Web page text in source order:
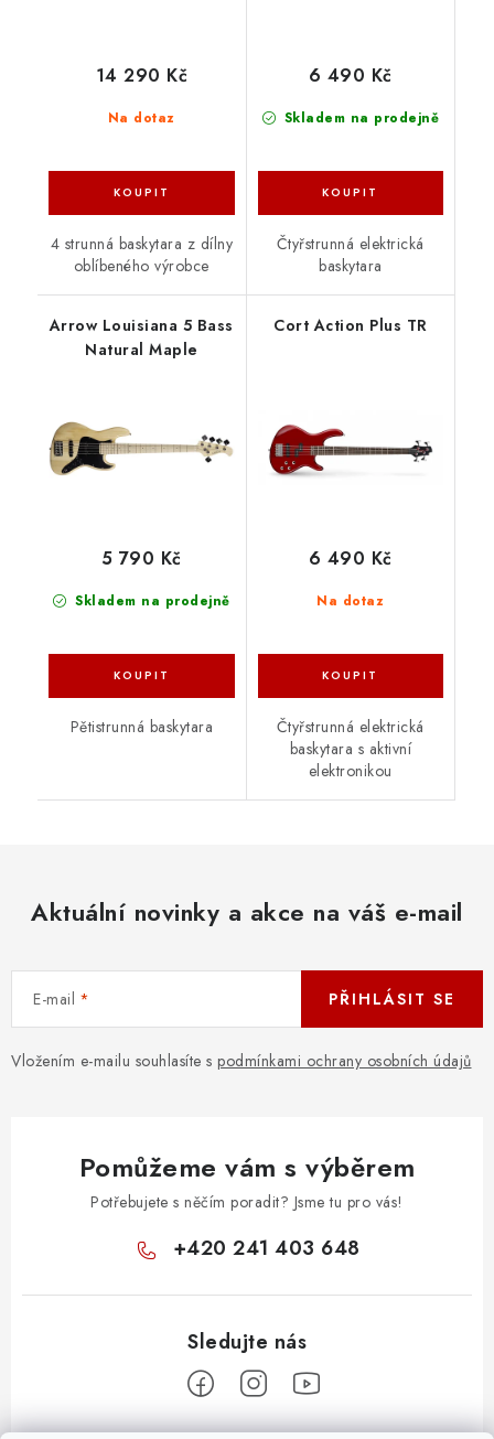
Na dotaz
14 290 Kč
4 strunná baskytara z dílny
oblíbeného výrobce
Skladem na prodejně
6 490 Kč
Čtyřstrunná elektrická
baskytara
Arrow Louisiana 5 Bass
Natural Maple
Skladem na prodejně
5 790 Kč
Pětistrunná baskytara
Cort Action Plus TR
Na dotaz
6 490 Kč
Čtyřstrunná elektrická
baskytara s aktivní
elektronikou
Aktuální novinky a akce na váš e-mail
E-mail
Vložením e-mailu souhlasíte s podmínkami ochrany osobních údajů
PŘIHLÁSIT SE
Pomůžeme vám s výběrem
Potřebujete s něčím poradit? Jsme tu pro vás!
+420 241 403 648